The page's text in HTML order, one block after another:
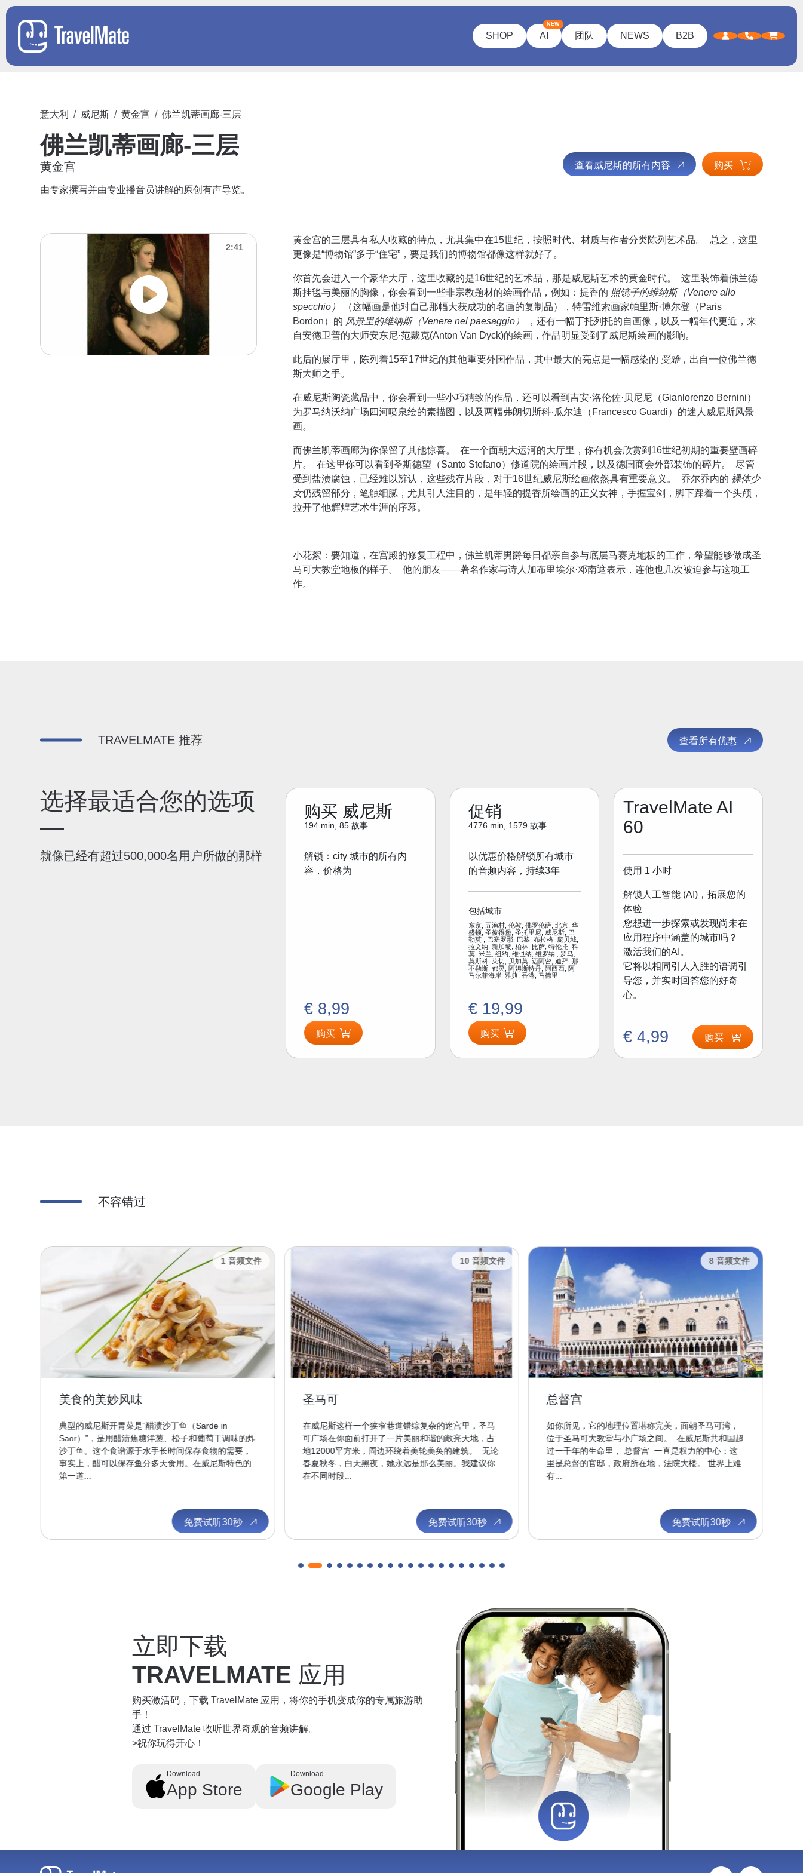
SHOP AI
NEW
团队 NEWS B2B
意大利 威尼斯 黄金宫 佛兰凯蒂画廊-三层
佛兰凯蒂画廊-三层
黄金宫
由专家撰写并由专业播音员讲解的原创有声导览。
查看威尼斯的所有内容 购买
2:41
黄金宫的三层具有私人收藏的特点，尤其集中在15世纪，按照时代、材质与作者分类陈列艺术品。 总之，这里
更像是“博物馆”多于“住宅”，要是我们的博物馆都像这样就好了。
你首先会进入一个豪华大厅，这里收藏的是16世纪的艺术品，那是威尼斯艺术的黄金时代。 这里装饰着佛兰德
斯挂毯与美丽的胸像，你会看到一些非宗教题材的绘画作品，例如：提香的 照镜子的维纳斯（Venere allo
specchio）
（这幅画是他对自己那幅大获成功的名画的复制品），特雷维索画家帕里斯·博尔登（Paris
Bordon）的 风景里的维纳斯（Venere nel paesaggio）
，还有一幅丁托列托的自画像，以及一幅年代更近，来
自安德卫普的大师安东尼·范戴克(Anton Van Dyck)的绘画，作品明显受到了威尼斯绘画的影响。
此后的展厅里，陈列着15至17世纪的其他重要外国作品，其中最大的亮点是一幅感染的 受难，出自一位佛兰德
斯大师之手。
在威尼斯陶瓷藏品中，你会看到一些小巧精致的作品，还可以看到吉安·洛伦佐·贝尼尼（Gianlorenzo Bernini）
为罗马纳沃纳广场四河喷泉绘的素描图，以及两幅弗朗切斯科·瓜尔迪（Francesco Guardi）的迷人威尼斯风景
画。
而佛兰凯蒂画廊为你保留了其他惊喜。 在一个面朝大运河的大厅里，你有机会欣赏到16世纪初期的重要壁画碎
片。 在这里你可以看到圣斯德望（Santo Stefano）修道院的绘画片段，以及德国商会外部装饰的碎片。 尽管
受到盐渍腐蚀，已经难以辨认，这些残存片段，对于16世纪威尼斯绘画依然具有重要意义。 乔尔乔内的 裸体少
女仍残留部分，笔触细腻，尤其引人注目的，是年轻的提香所绘画的正义女神，手握宝剑，脚下踩着一个头颅，
拉开了他辉煌艺术生涯的序幕。
小花絮：要知道，在宫殿的修复工程中，佛兰凯蒂男爵每日都亲自参与底层马赛克地板的工作，希望能够做成圣
马可大教堂地板的样子。 他的朋友——著名作家与诗人加布里埃尔·邓南遮表示，连他也几次被迫参与这项工
作。
TRAVELMATE 推荐 查看所有优惠
选择最适合您的选项
—
就像已经有超过500,000名用户所做的那样
购买 威尼斯
194 min, 85 故事
解锁：city 城市的所有内
容，价格为
€ 8,99
购买
促销
4776 min, 1579 故事
以优惠价格解锁所有城市
的音频内容，持续3年
包括城市
东京, 五渔村, 伦敦, 佛罗伦萨, 北京, 华
盛顿, 圣彼得堡, 圣托里尼, 威尼斯, 巴
勒莫 , 巴塞罗那, 巴黎, 布拉格, 庞贝城,
拉文纳, 新加坡, 柏林, 比萨, 特伦托, 科
莫, 米兰, 纽约, 维也纳, 维罗纳 , 罗马,
莫斯科, 莱切, 贝加莫, 迈阿密, 迪拜, 那
不勒斯, 都灵, 阿姆斯特丹, 阿西西, 阿
马尔菲海岸, 雅典, 香港, 马德里
€ 19,99
购买
TravelMate AI
60
使用 1 小时
解锁人工智能 (AI)，拓展您的
体验
您想进一步探索或发现尚未在
应用程序中涵盖的城市吗？
激活我们的AI。
它将以相同引人入胜的语调引
导您，并实时回答您的好奇
心。
€ 4,99 购买
不容错过
1 音频文件
美食的美妙风味
典型的威尼斯开胃菜是“醋渍沙丁鱼（Sarde in
Saor）”，是用醋渍焦糖洋葱、松子和葡萄干调味的炸
沙丁鱼。这个食谱源于水手长时间保存食物的需要，
事实上，醋可以保存鱼分多天食用。在威尼斯特色的
第一道...
免费试听30秒
10 音频文件
圣马可
在威尼斯这样一个狭窄巷道错综复杂的迷宫里，圣马
可广场在你面前打开了一片美丽和谐的敞亮天地，占
地12000平方米，周边环绕着美轮美奂的建筑。 无论
春夏秋冬，白天黑夜，她永远是那么美丽。我建议你
在不同时段...
免费试听30秒
8 音频文件
总督宫
如你所见，它的地理位置堪称完美，面朝圣马可湾，
位于圣马可大教堂与小广场之间。 在威尼斯共和国超
过一千年的生命里， 总督宫 一直是权力的中心：这
里是总督的官邸，政府所在地，法院大楼。 世界上难
有...
免费试听30秒
立即下载
TRAVELMATE 应用
购买激活码，下载 TravelMate 应用，将你的手机变成你的专属旅游助
手！
通过 TravelMate 收听世界奇观的音频讲解。
>祝你玩得开心！
Download
App Store
Download
Google Play